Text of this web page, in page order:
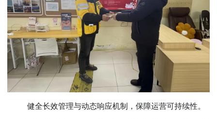
健全长效管理与动态响应机制，保障运营可持续性。